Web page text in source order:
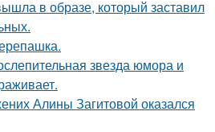
в образе, который заставил
звезда юмора и
Алины Загитовой оказался